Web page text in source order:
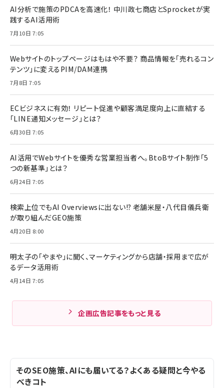
AI分析で施策のPDCAを高速化！ 中川政七商店とSprocketが実
践するAI活用術
7月10日 7:05
Webサイトのトップページはもはや不要？ 商品情報を「売れるコン
テンツ」に変えるPIM/DAM連携
7月8日 7:05
ECビジネスに有効！ リピート促進や顧客満足度向上に直結する
「LINE通知メッセージ」とは？
6月30日 7:05
AI活用でWebサイトを優秀な営業担当者へ。BtoBサイト制作「5
つの新基準」とは？
6月24日 7:05
検索上位でもAI Overviewsに出ない!? 老舗米屋・八代目儀兵衛
が取り組んだGEO施策
4月20日 8:00
明太子の「やまや」に聞く、マーケティングから店舗・採用まで広が
るデータ活用術
4月14日 7:05
企画広告記事をもっと見る
そのSEO施策、AIにも届いてる？よくある疑問と今やる
べきコト